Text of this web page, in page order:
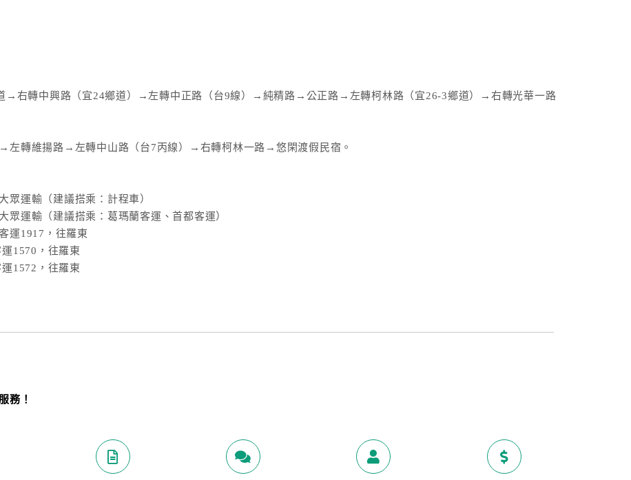
右轉中興路（宜24鄉道）→左轉中正路（台9線）→純精路→公正路→左轉柯林路（宜26-3鄉道）→右轉光華一路
轉維揚路→左轉中山路（台7丙線）→右轉柯林一路→悠閑渡假民宿。
眾運輸（建議搭乘：計程車）
眾運輸（建議搭乘：葛瑪蘭客運、首都客運）
運1917，往羅東
1570，往羅東
1572，往羅東
務！